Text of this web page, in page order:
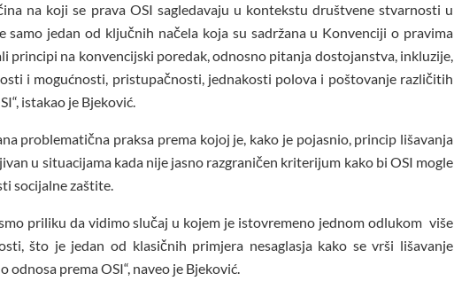
na koji se prava OSI sagledavaju u kontekstu društvene stvarnosti u
samo jedan od ključnih načela koja su sadržana u Konvenciji o pravima
principi na konvencijski poredak, odnosno pitanja dostojanstva, inkluzije,
i mogućnosti, pristupačnosti, jednakosti polova i poštovanje različitih
istakao je Bjeković.
problematična praksa prema kojoj je, kako je pojasnio, princip lišavanja
u situacijama kada nije jasno razgraničen kriterijum kako bi OSI mogle
socijalne zaštite.
priliku da vidimo slučaj u kojem je istovremeno jednom odlukom više
što je jedan od klasičnih primjera nesaglasja kako se vrši lišavanje
prema OSI“, naveo je Bjeković.